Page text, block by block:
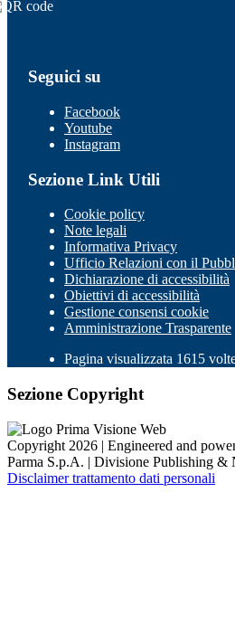
Seguici su
Facebook
Youtube
Instagram
Sezione Link Utili
Cookie policy
Note legali
Informativa Privacy
Ufficio Relazioni con il
Dichiarazione di accessibilità
Obiettivi di accessibilità
Gestione consensi cookie
Amministrazione Trasparente
Pagina visualizzata 1615
Sezione Copyright
Copyright 2026 | Engineered and
Parma S.p.A. | Divisione Publishing &
Disclaimer trattamento dati personali